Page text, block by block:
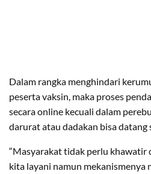
Dalam rangka menghindari
peserta vaksin, maka proses
secara online kecuali dalam
darurat atau dadakan bisa datang
“Masyarakat tidak perlu khawatir
kita layani namun mekanismenya